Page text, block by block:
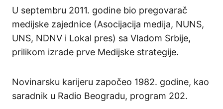
U septembru 2011. godine bio pregovarač
medijske zajednice (Asocijacija medija, NUNS,
UNS, NDNV i Lokal pres) sa Vladom Srbije,
prilikom izrade prve Medijske strategije.
Novinarsku karijeru započeo 1982. godine, kao
saradnik u Radio Beogradu, program 202.